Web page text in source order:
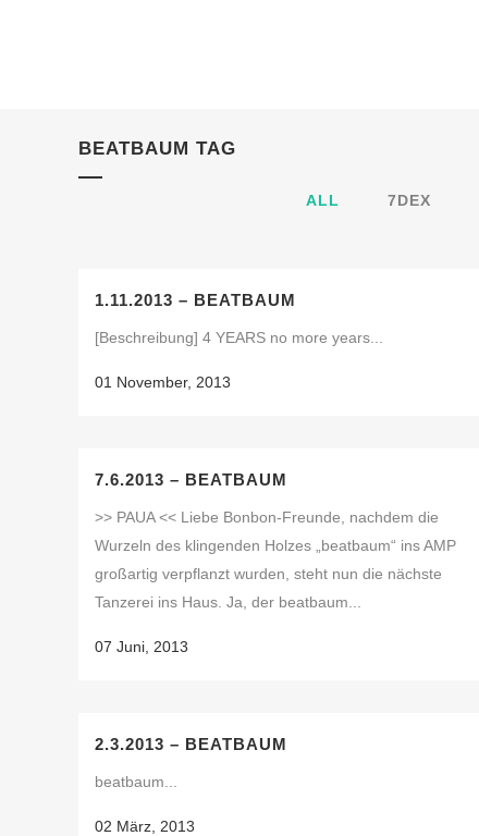
BEATBAUM TAG
ALL 7DEX
1.11.2013 – BEATBAUM
[Beschreibung] 4 YEARS no more years...
01 November, 2013
7.6.2013 – BEATBAUM
>> PAUA << Liebe Bonbon-Freunde, nachdem die
Wurzeln des klingenden Holzes „beatbaum“ ins AMP
großartig verpflanzt wurden, steht nun die nächste
Tanzerei ins Haus. Ja, der beatbaum...
07 Juni, 2013
2.3.2013 – BEATBAUM
beatbaum...
02 März, 2013